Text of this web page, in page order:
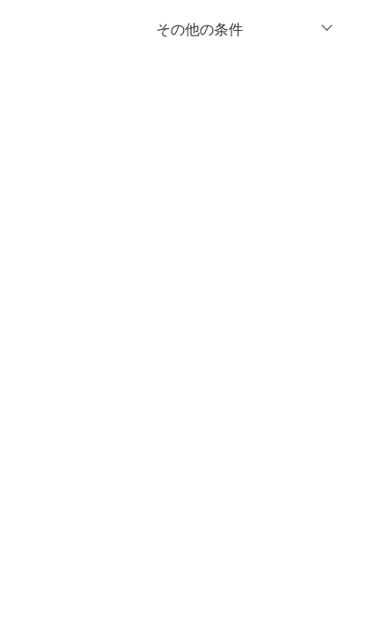
水着・スイムグッズ
16 絞り込み
％OFF～ ％OFF
その他の条件